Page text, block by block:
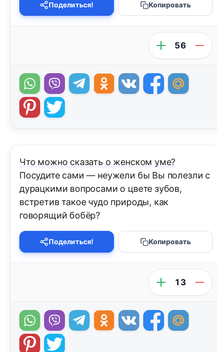
Поделиться! Копировать
56
Что можно сказать о женском уме?
Посудите сами — неужели бы Вы полезли с
дурацкими вопросами о цвете зубов,
встретив такое чудо природы, как
говорящий бобёр?
Поделиться! Копировать
13